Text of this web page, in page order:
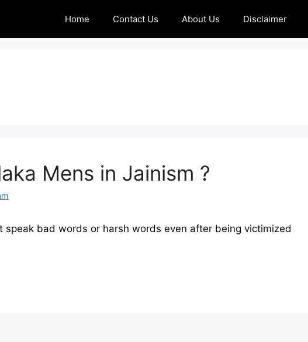
Home Contact Us About Us Disclaimer
Mens in Jainism ?
speak bad words or harsh words even after being victimized